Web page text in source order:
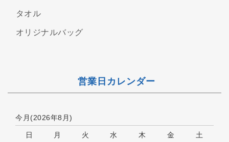
タオル
オリジナルバッグ
営業日カレンダー
今月(2026年8月)
日 月 火 水 木 金 土